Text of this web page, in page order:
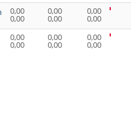
0,00
0,00
0,00
0,00
0,00
0,00
0,00
0,00
0,00
0,00
0,00
0,00